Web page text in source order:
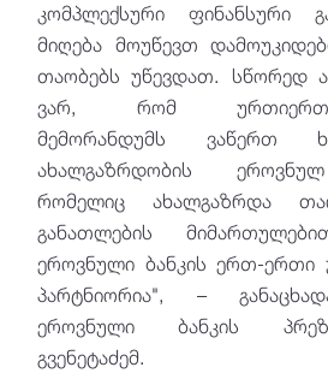
კომპლექსური ფინანსური
მიღება მოუწევთ
თაობებს უწევდათ. სწორედ
ვარ, რომ
მემორანდუმს ვაწერთ
ახალგაზრდობის
რომელიც ახალგაზრდა
განათლების
ეროვნული ბანკის ერთ-ერთი
პარტნიორია", –
ეროვნული ბანკის
გვენეტაძემ.